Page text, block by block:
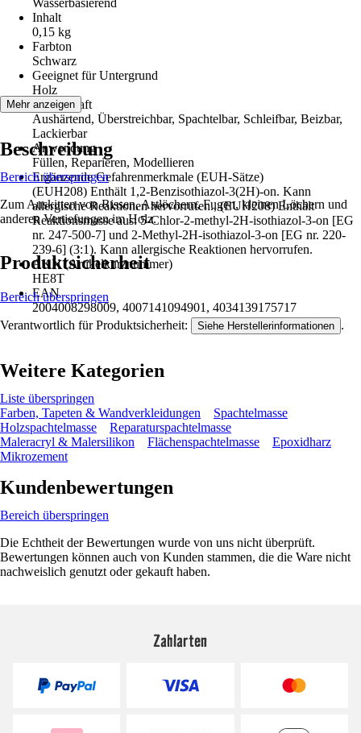
Wasserbasierend
Inhalt
0,15 kg
Farbton
Schwarz
Geeignet für Untergrund
Holz
Eigenschaft
Aushärtend, Überstreichbar, Spachtelbar, Schleifbar, Beizbar,
Lackierbar
Anwendung
Füllen, Reparieren, Modellieren
Ergänzende Gefahrenmerkmale (EUH-Sätze)
(EUH208) Enthält 1,2-Benzisothiazol-3(2H)-on. Kann
allergische Reaktionen hervorrufen., (EUH208) Enthält
Reaktionsmasse aus: 5-Chlor-2-methyl-2H-isothiazol-3-on [EG
nr. 247-500-7] und 2-Methyl-2H-isothiazol-3-on [EG nr. 220-
239-6] (3:1). Kann allergische Reaktionen hervorrufen.
AKN (Artikelkurznummer)
HE8T
EAN
2004008298009, 4007141094901, 4034139175717
Mehr anzeigen
Beschreibung
Bereich überspringen
Zum Auskitten von Rissen, Astlöchern, Fugen, kleinen Löchern und
anderen Vertiefungen im Holz.
Produktsicherheit
Bereich überspringen
Verantwortlich für Produktsicherheit: Siehe Herstellerinformationen .
Weitere Kategorien
Liste überspringen
Farben, Tapeten & Wandverkleidungen
Spachtelmasse
Holzspachtelmasse
Reparaturspachtelmasse
Maleracryl & Malersilikon
Flächenspachtelmasse
Epoxidharz
Mikrozement
Kundenbewertungen
Bereich überspringen
Die Echtheit der Bewertungen wurde von uns nicht überprüft.
Bewertungen können auch von Kunden stammen, die die Ware nicht
nachweislich genutzt oder gekauft haben.
Zahlarten